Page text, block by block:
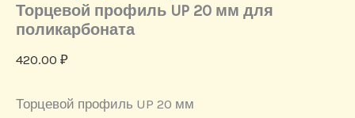
Торцевой профиль UP 20 мм для
поликарбоната
420.00 ₽
Торцевой профиль UP 20 мм